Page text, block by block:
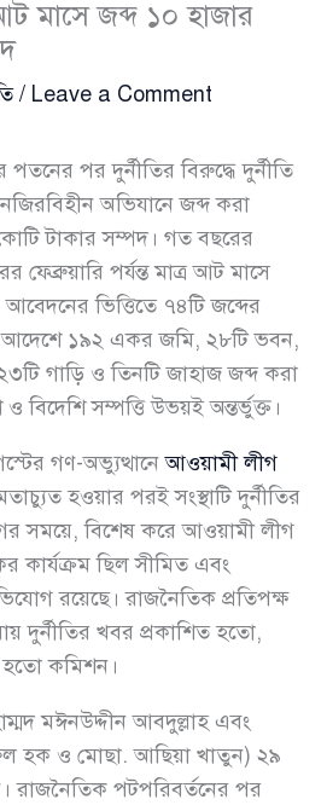
মাসে জব্দ ১০ হাজার
/ Leave a Comment
পর দুর্নীতির বিরুদ্ধে দুর্নীতি
অভিযানে জব্দ করা
টাকার সম্পদ। গত বছরের
ফেব্রুয়ারি পর্যন্ত মাত্র আট মাসে
ভিত্তিতে ৭৪টি জব্দের
১৯২ একর জমি, ২৮টি ভবন,
গাড়ি ও তিনটি জাহাজ জব্দ করা
বিদেশি সম্পত্তি উভয়ই অন্তর্ভুক্ত।
গণ-অভ্যুত্থানেআওয়ামী লীগ
হওয়ার পরই সংস্থাটি দুর্নীতির
সময়ে, বিশেষ করে আওয়ামী লীগ
কার্যক্রম ছিল সীমিত এবং
রয়েছে। রাজনৈতিক প্রতিপক্ষ
দুর্নীতির খবর প্রকাশিত হতো,
হতো কমিশন।
মঈনউদ্দীন আবদুল্লাহ এবং
হক ও মোছা. আছিয়া খাতুন) ২৯
রাজনৈতিক পটপরিবর্তনের পর